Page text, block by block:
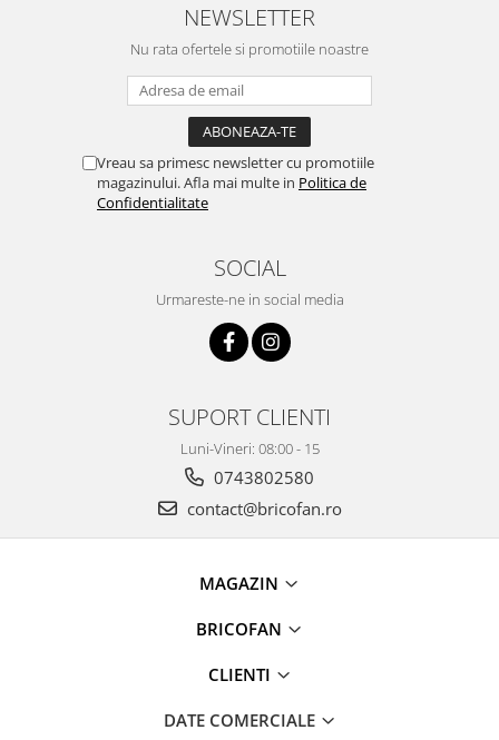
Dulapuri si rafturi de depozitare
Maturi, mopuri si galeti
Organizatoare imbracaminte si
Perii de curatare
Perii si aparate scame
Stergatoare geam
Uscatoare si standere haine
Bucatarie si electrocasnice
Masini de carnati si accesorii
Accesorii si consumabile masini de
Autocolant de bucatarie
Ceaune
Genti Termoizolante Mancare
NEWSLETTER
Nu rata ofertele si promotiile noastre
Vreau sa primesc newsletter cu promotiile
magazinului. Afla mai multe in Politica de
Confidentialitate
SOCIAL
Urmareste-ne in social media
SUPORT CLIENTI
Luni-Vineri: 08:00 - 15
0743802580
contact@bricofan.ro
MAGAZIN
BRICOFAN
CLIENTI
DATE COMERCIALE